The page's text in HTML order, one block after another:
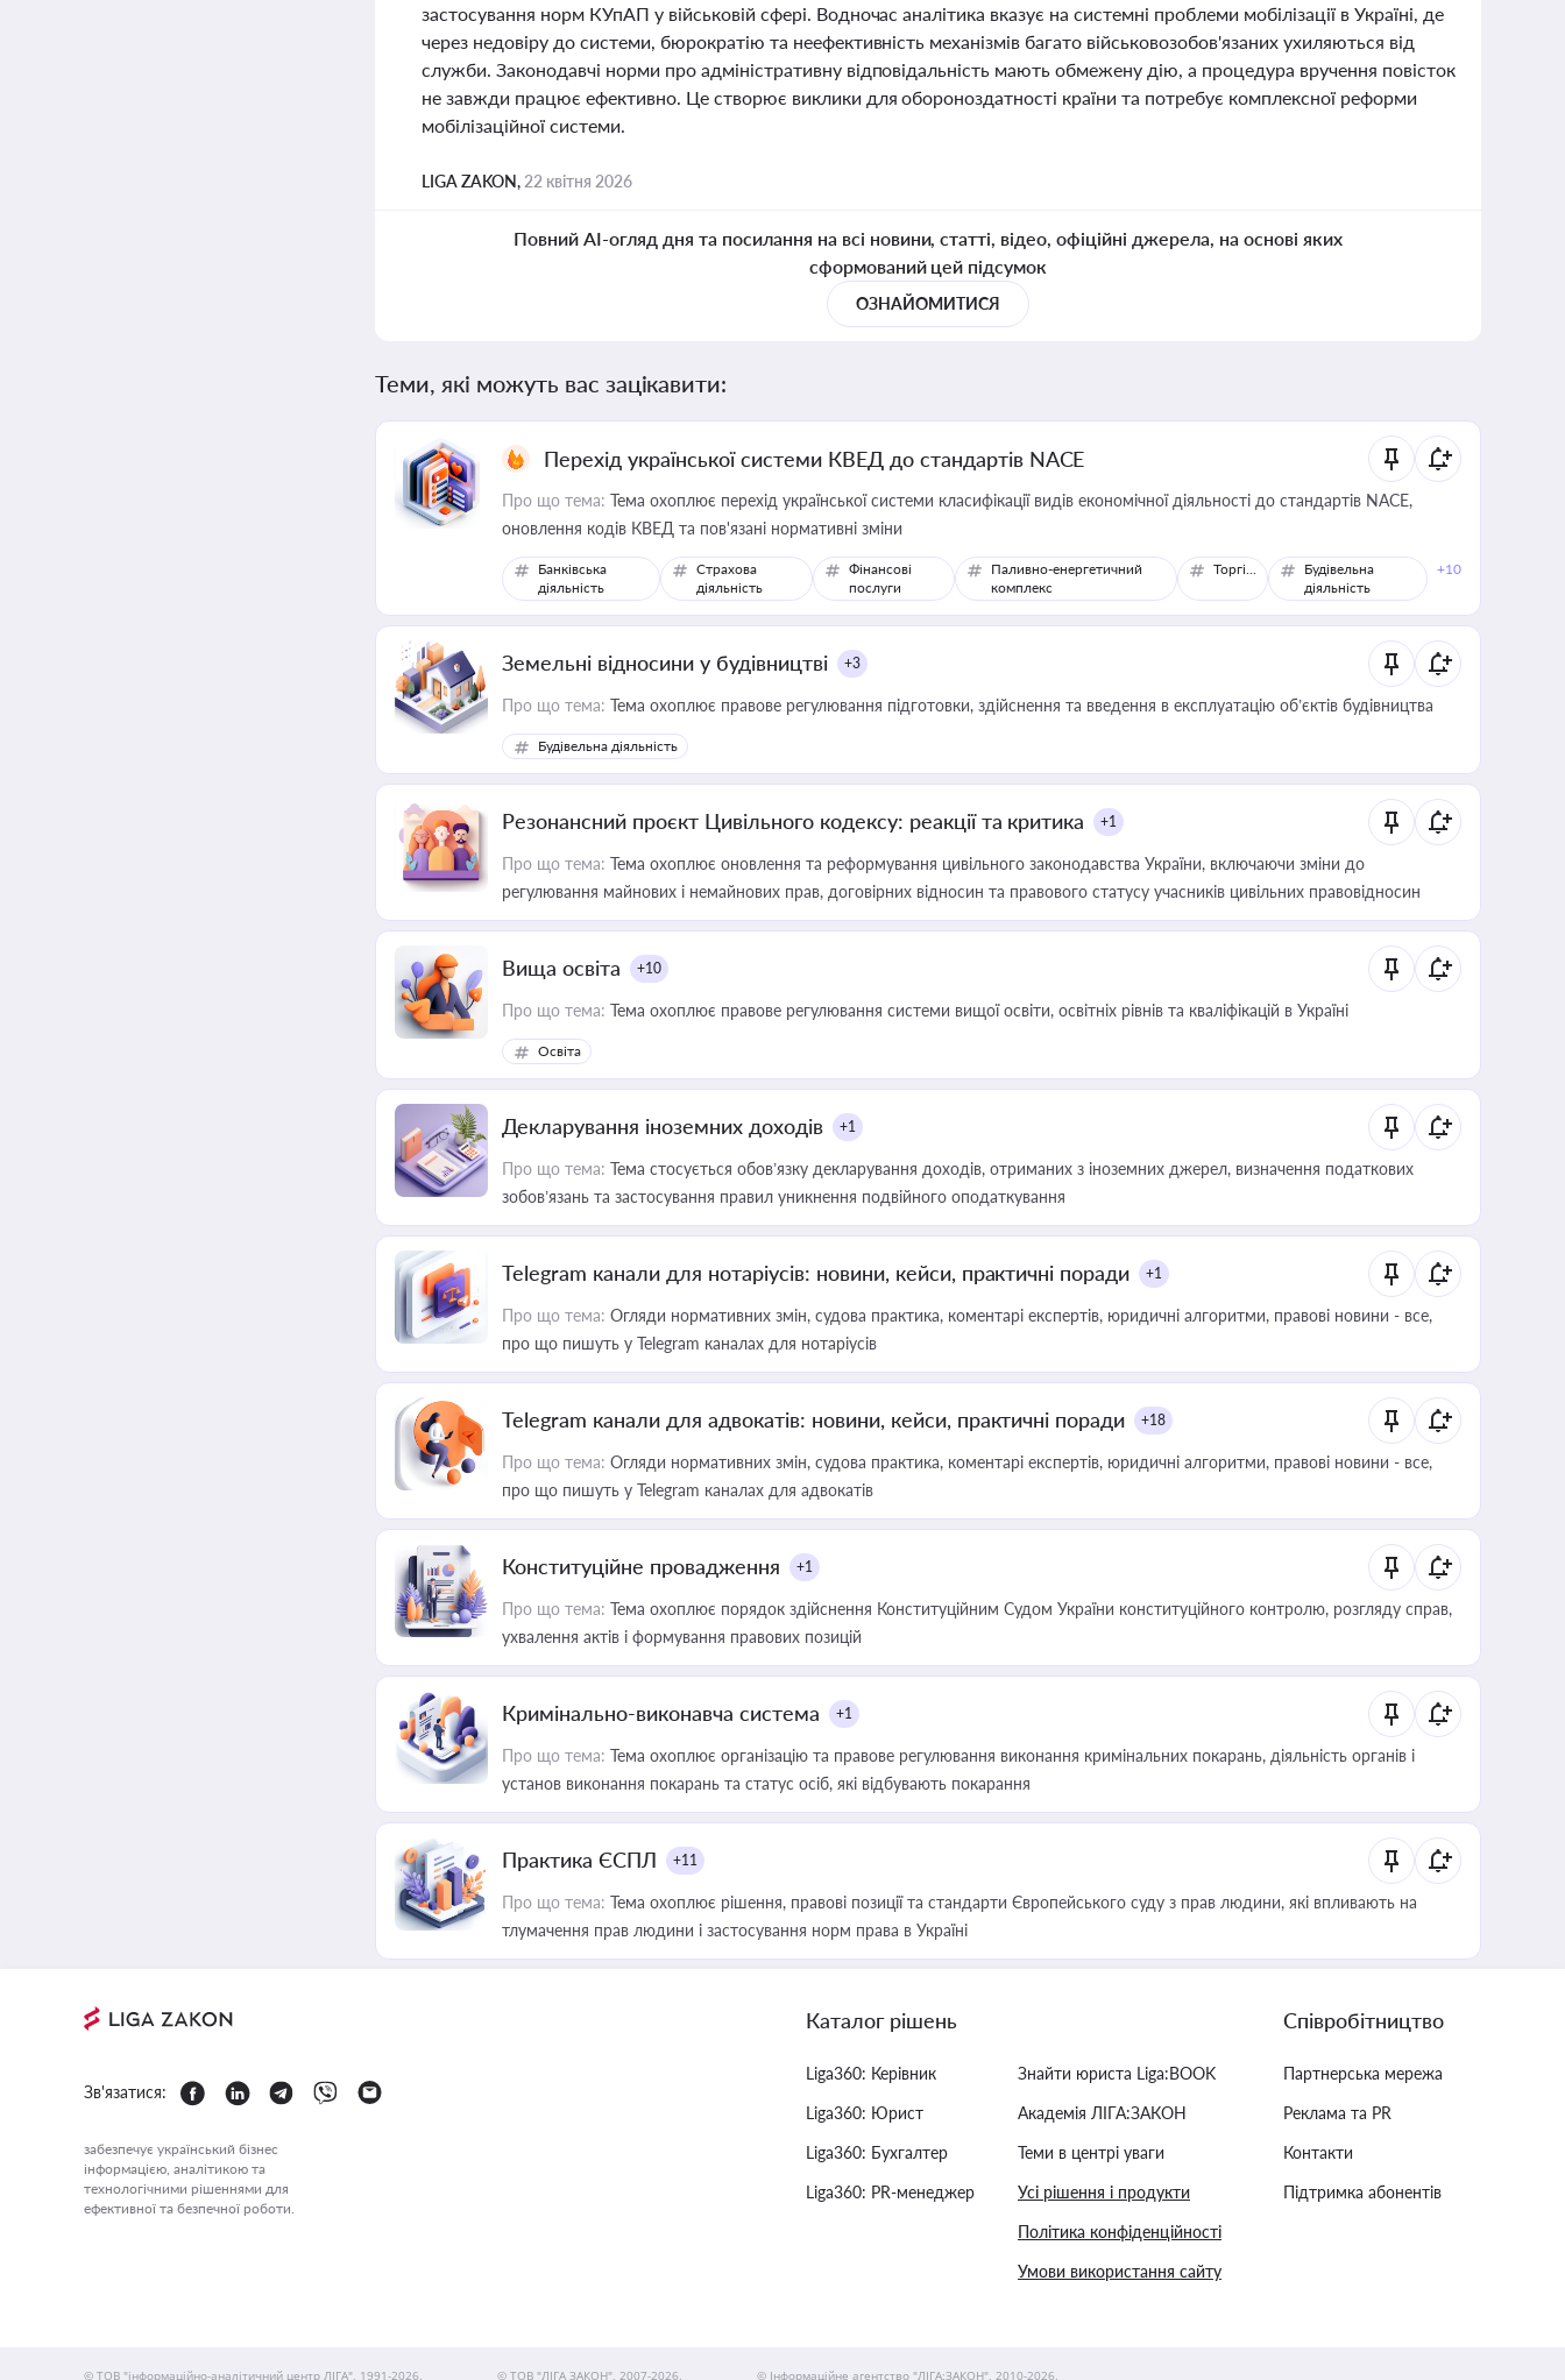
застосування норм КУпАП у військовій сфері. Водночас аналітика вказує на системні проблеми мобілізації в Україні, де
через недовіру до системи, бюрократію та неефективність механізмів багато військовозобов'язаних ухиляються від
служби. Законодавчі норми про адміністративну відповідальність мають обмежену дію, а процедура вручення повісток
не завжди працює ефективно. Це створює виклики для обороноздатності країни та потребує комплексної реформи
мобілізаційної системи.
LIGA ZAKON, 22 квітня 2026
Повний AI-огляд дня та посилання на всі новини, статті, відео, офіційні джерела, на основі яких
сформований цей підсумок
ОЗНАЙОМИТИСЯ
Теми, які можуть вас зацікавити:
Перехід української системи КВЕД до стандартів NACE
Про що тема: Тема охоплює перехід української системи класифікації видів економічної діяльності до стандартів NACE,
оновлення кодів КВЕД та пов'язані нормативні зміни
Банківська
діяльність
Страхова
діяльність
Фінансові
послуги
Паливно-енергетичний
комплекс
Торгівля
Будівельна
діяльність
+10
Земельні відносини у будівництві +3
Про що тема: Тема охоплює правове регулювання підготовки, здійснення та введення в експлуатацію об’єктів будівництва
Будівельна діяльність
Резонансний проєкт Цивільного кодексу: реакції та критика +1
Про що тема: Тема охоплює оновлення та реформування цивільного законодавства України, включаючи зміни до
регулювання майнових і немайнових прав, договірних відносин та правового статусу учасників цивільних правовідносин
Вища освіта +10
Про що тема: Тема охоплює правове регулювання системи вищої освіти, освітніх рівнів та кваліфікацій в Україні
Освіта
Декларування іноземних доходів +1
Про що тема: Тема стосується обов’язку декларування доходів, отриманих з іноземних джерел, визначення податкових
зобов’язань та застосування правил уникнення подвійного оподаткування
Telegram канали для нотаріусів: новини, кейси, практичні поради +1
Про що тема: Огляди нормативних змін, судова практика, коментарі експертів, юридичні алгоритми, правові новини - все,
про що пишуть у Telegram каналах для нотаріусів
Telegram канали для адвокатів: новини, кейси, практичні поради +18
Про що тема: Огляди нормативних змін, судова практика, коментарі експертів, юридичні алгоритми, правові новини - все,
про що пишуть у Telegram каналах для адвокатів
Конституційне провадження +1
Про що тема: Тема охоплює порядок здійснення Конституційним Судом України конституційного контролю, розгляду справ,
ухвалення актів і формування правових позицій
Кримінально-виконавча система +1
Про що тема: Тема охоплює організацію та правове регулювання виконання кримінальних покарань, діяльність органів і
установ виконання покарань та статус осіб, які відбувають покарання
Практика ЄСПЛ +11
Про що тема: Тема охоплює рішення, правові позиції та стандарти Європейського суду з прав людини, які впливають на
тлумачення прав людини і застосування норм права в Україні
Зв'язатися:
забезпечує український бізнес
інформацією, аналітикою та
технологічними рішеннями для
ефективної та безпечної роботи.
Каталог рішень
Liga360: Керівник
Liga360: Юрист
Liga360: Бухгалтер
Liga360: PR-менеджер
Знайти юриста Liga:BOOK
Академія ЛІГА:ЗАКОН
Теми в центрі уваги
Усі рішення і продукти
Політика конфіденційності
Умови використання сайту
Співробітництво
Партнерська мережа
Реклама та PR
Контакти
Підтримка абонентів
© ТОВ "інформаційно-аналітичний центр ЛІГА", 1991-2026. © ТОВ "ЛІГА ЗАКОН", 2007-2026. © Інформаційне агентство "ЛІГА:ЗАКОН", 2010-2026.